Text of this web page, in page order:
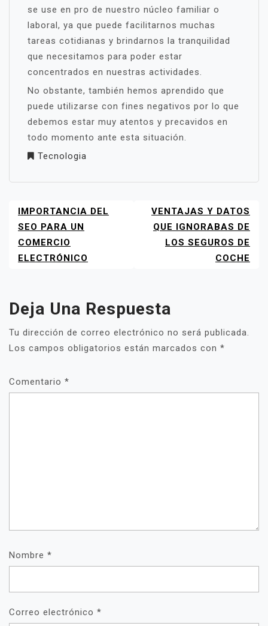
se use en pro de nuestro núcleo familiar o
laboral, ya que puede facilitarnos muchas
tareas cotidianas y brindarnos la tranquilidad
que necesitamos para poder estar
concentrados en nuestras actividades.
No obstante, también hemos aprendido que
puede utilizarse con fines negativos por lo que
debemos estar muy atentos y precavidos en
todo momento ante esta situación.
Tecnologia
NAVEGACIÓN
DE
ENTRADAS
IMPORTANCIA DEL
SEO PARA UN
COMERCIO
ELECTRÓNICO
VENTAJAS Y DATOS
QUE IGNORABAS DE
LOS SEGUROS DE
COCHE
Deja Una Respuesta
Tu dirección de correo electrónico no será publicada.
Los campos obligatorios están marcados con *
Comentario *
Nombre *
Correo electrónico *